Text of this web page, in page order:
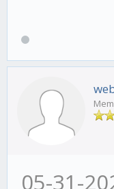
05-31-